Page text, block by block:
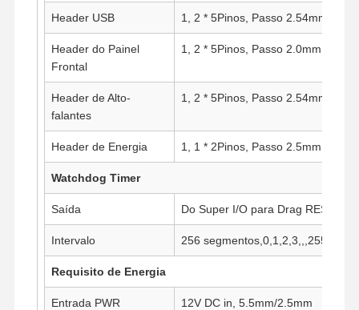
Header USB 1, 2 * 5Pinos, Passo 2.54mm
Header do Painel
Frontal
1, 2 * 5Pinos, Passo 2.0mm
Header de Alto-
falantes
1, 2 * 5Pinos, Passo 2.54mm
Header de Energia 1, 1 * 2Pinos, Passo 2.5mm
Watchdog Timer
Saída Do Super I/O para Drag
Intervalo 256 segmentos,0,1,2,3,,,255 seg/
Requisito de Energia
Entrada PWR 12V DC in, 5.5mm/2.5mm